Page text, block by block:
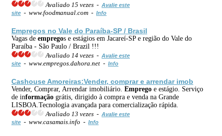
Avaliado 15 vezes - Avalie este
site - www.foodmanual.com - Info
Empregos no Vale do Paraíba-SP / Brasil
Vagas de empregos e estágios em Jacareí-SP e região do Vale do
Paraíba - São Paulo / Brazil !!!
Avaliado 14 vezes - Avalie este
site - www.empregos.dahora.net - Info
Cashouse Amoreiras:Vender, comprar e arrendar imob
Vender, Comprar, Arrendar imobiliário. Emprego e estágio. Serviço
de informação grátis, dirigido à compra e venda na Grande
LISBOA.Tecnologia avançada para comercialização rápida.
Avaliado 13 vezes - Avalie este
site - www.casamais.info - Info